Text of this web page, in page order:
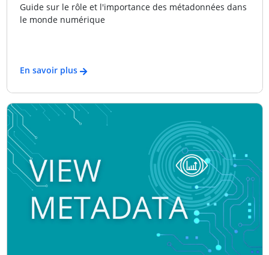
Guide sur le rôle et l'importance des métadonnées dans
le monde numérique
En savoir plus